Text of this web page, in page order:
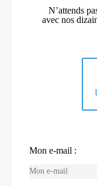
N’attends
avec nos
Mon e-mail :